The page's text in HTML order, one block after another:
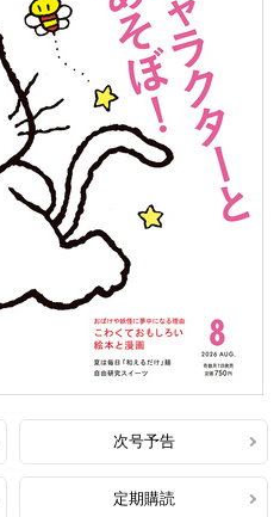
次号予告
定期購読